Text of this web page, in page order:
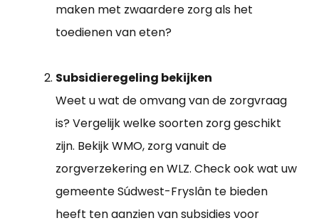
maken met zwaardere zorg als het
toedienen van eten?
Subsidieregeling bekijken
Weet u wat de omvang van de zorgvraag
is? Vergelijk welke soorten zorg geschikt
zijn. Bekijk WMO, zorg vanuit de
zorgverzekering en WLZ. Check ook wat uw
gemeente Súdwest-Fryslân te bieden
heeft ten aanzien van subsidies voor